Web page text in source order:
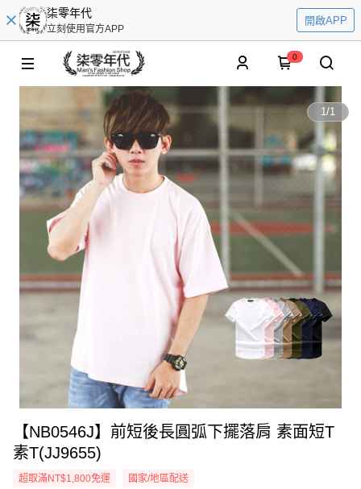
柒零年代
立刻使用官方APP
開啟APP
0
1/1
【NB0546J】前短後長圓弧下擺落肩 素面短T
素T(JJ9655)
超取滿NT$1,800免運 國家/地區配送